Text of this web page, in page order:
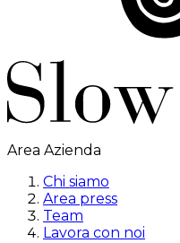
Area Azienda
Chi siamo
Area press
Team
Lavora con noi